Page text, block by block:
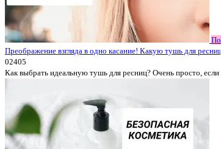
Преображение взгляда в одно касание! Какую тушь для
02405
Как выбрать идеальную тушь для ресниц? Очень просто,